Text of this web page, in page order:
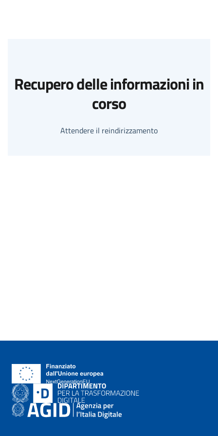
Recupero delle informazioni in
corso
Attendere il reindirizzamento